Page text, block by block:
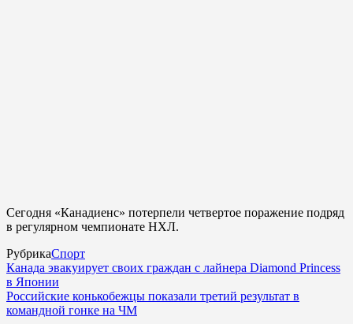
Сегодня «Канадиенс» потерпели четвертое поражение подряд
в регулярном чемпионате НХЛ.
РубрикаСпорт
Канада эвакуирует своих граждан с лайнера Diamond Princess
в Японии
Российские конькобежцы показали третий результат в
командной гонке на ЧМ